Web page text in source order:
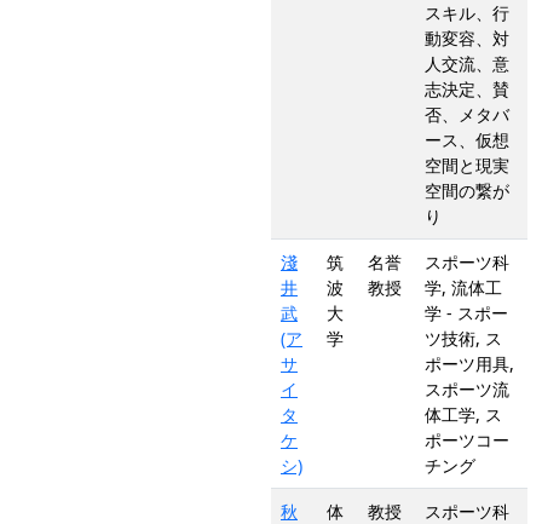
スキル、行
動変容、対
人交流、意
志決定、賛
否、メタバ
ース、仮想
空間と現実
空間の繋が
り
淺
井
武
(ア
サ
イ
タ
ケ
シ)
筑
波
大
学
名誉
教授
スポーツ科
学, 流体工
学 - スポー
ツ技術, ス
ポーツ用具,
スポーツ流
体工学, ス
ポーツコー
チング
秋
体
教授
スポーツ科